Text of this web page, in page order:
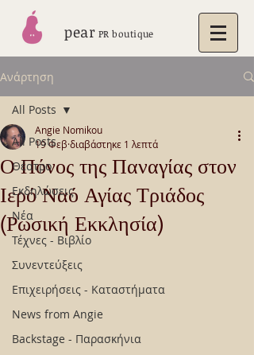
pear PR boutique
Ανάρτηση
All Posts
Θέατρο
Εκδηλώσεις
Νέα
Τέχνες - Βιβλίο
Συνεντεύξεις
Επιχειρήσεις - Καταστήματα
News from Angie
Backstage - Παρασκήνια
All Posts
Ο Πόνος της Παναγίας στον
Ιερό Ναό Αγίας Τριάδος
(Ρωσική Εκκλησία)
Angie Nomikou
19 Φεβ διαβάστηκε 1 λεπτά